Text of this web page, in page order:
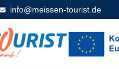
info@meissen-tourist.de